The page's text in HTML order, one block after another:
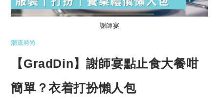
謝師宴
潮流時尚
【GradDin】謝師宴點止食大餐咁
簡單？衣着打扮懶人包